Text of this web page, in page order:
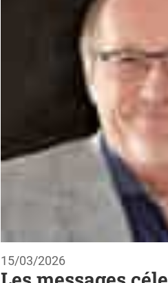
15/03/2026